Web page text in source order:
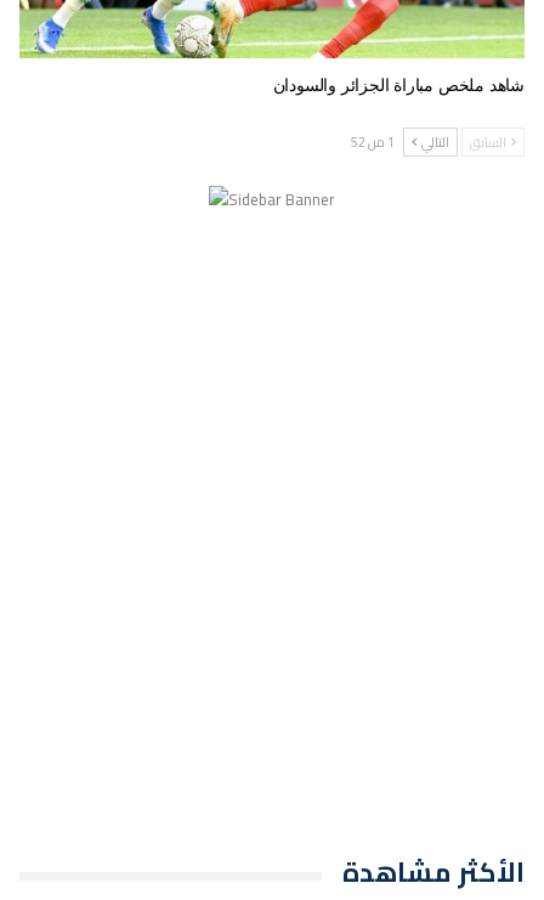
شاهد ملخص مباراة الجزائر والسودان
السابق التالي 1 من 52
الأكثر مشاهدة